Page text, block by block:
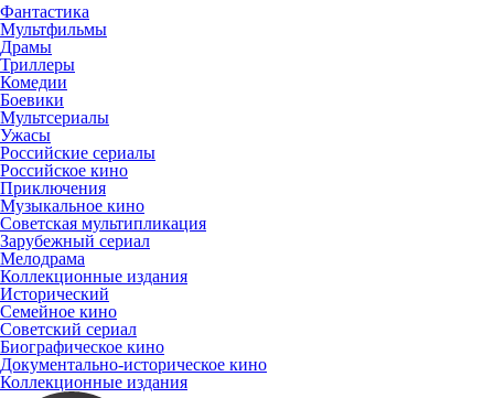
Фантастика
Мультфильмы
Драмы
Триллеры
Комедии
Боевики
Мультсериалы
Ужасы
Российские сериалы
Российское кино
Приключения
Музыкальное кино
Советская мультипликация
Зарубежный сериал
Мелодрама
Коллекционные издания
Исторический
Семейное кино
Советский сериал
Биографическое кино
Документально-историческое кино
Коллекционные издания